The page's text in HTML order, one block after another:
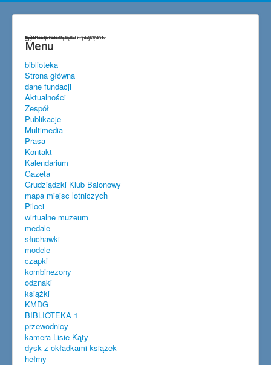
życzenia
Przedwojenna lokalizacja lotniska
gen.Hermaszewski w Lisich Kątach
szybownictwo
baloniarstwo
goście w Lisich Kątach
Spitfire w Lisich Kątach maj 2018
Menu
biblioteka
Strona główna
dane fundacji
Aktualności
Zespół
Publikacje
Multimedia
Prasa
Kontakt
Kalendarium
Gazeta
Grudziądzki Klub Balonowy
mapa miejsc lotniczych
Piloci
wirtualne muzeum
medale
słuchawki
modele
czapki
kombinezony
odznaki
książki
KMDG
BIBLIOTEKA 1
przewodnicy
kamera Lisie Kąty
dysk z okładkami książek
hełmy